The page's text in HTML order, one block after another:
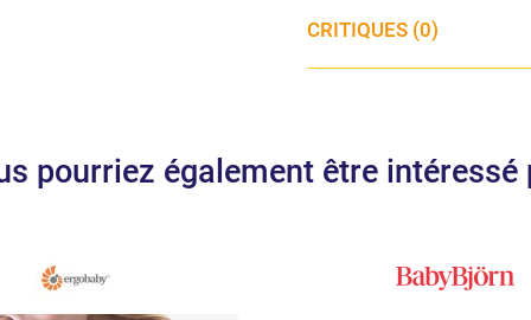
CRITIQUES (0)
pourriez également être intéressé